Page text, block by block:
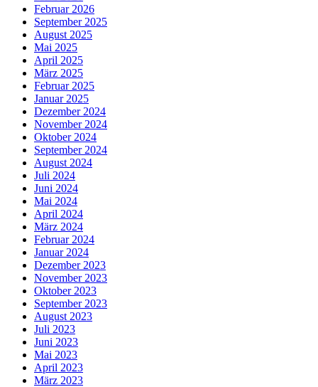
Februar 2026
September 2025
August 2025
Mai 2025
April 2025
März 2025
Februar 2025
Januar 2025
Dezember 2024
November 2024
Oktober 2024
September 2024
August 2024
Juli 2024
Juni 2024
Mai 2024
April 2024
März 2024
Februar 2024
Januar 2024
Dezember 2023
November 2023
Oktober 2023
September 2023
August 2023
Juli 2023
Juni 2023
Mai 2023
April 2023
März 2023